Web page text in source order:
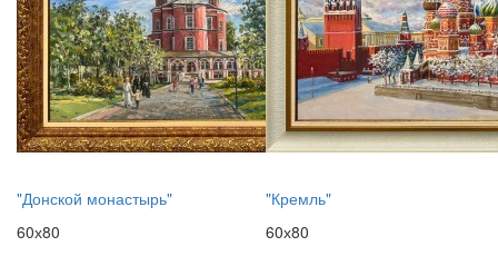
"Донской монастырь"
60х80
"Кремль"
60х80